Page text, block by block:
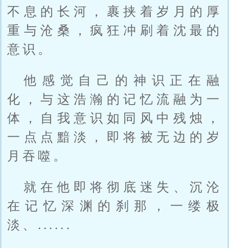
不息的长河，裹挟着岁月的厚
重与沧桑，疯狂冲刷着沈最的
意识。
他感觉自己的神识正在融
化，与这浩瀚的记忆流融为一
体，自我意识如同风中残烛，
一点点黯淡，即将被无边的岁
月吞噬。
就在他即将彻底迷失、沉沦
在记忆深渊的刹那，一缕极
淡、......